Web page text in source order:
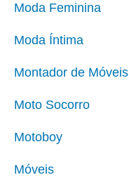
Moda Feminina
Moda Íntima
Montador de Móveis
Moto Socorro
Motoboy
Móveis